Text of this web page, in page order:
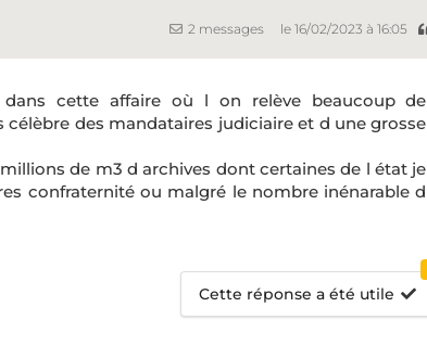
2 messages le 16/02/2023 à 16:05
cette affaire où l on relève beaucoup de
des mandataires judiciaire et d une grosse
de m3 d archives dont certaines de l état je
confraternité ou malgré le nombre inénarable d
Cette réponse a été utile